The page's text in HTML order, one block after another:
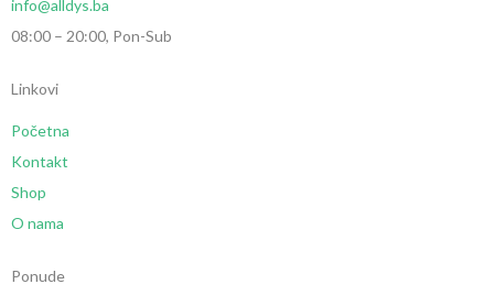
info@alldys.ba
08:00 – 20:00, Pon-Sub
Linkovi
Početna
Kontakt
Shop
O nama
Ponude